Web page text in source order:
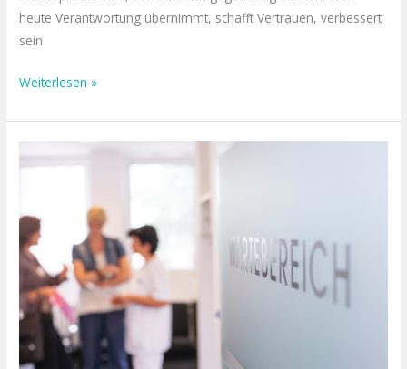
heute Verantwortung übernimmt, schafft Vertrauen, verbessert
sein
Weiterlesen »
im
Gesundheitssektor
mit
Ausstattung
zu
tun
hat